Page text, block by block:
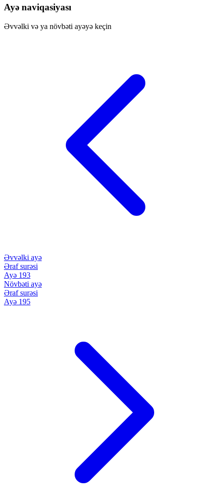
Ayə naviqasiyası
Əvvəlki və ya növbəti ayəyə keçin
Əvvəlki ayə
Əraf surəsi
Ayə 193
Növbəti ayə
Əraf surəsi
Ayə 195